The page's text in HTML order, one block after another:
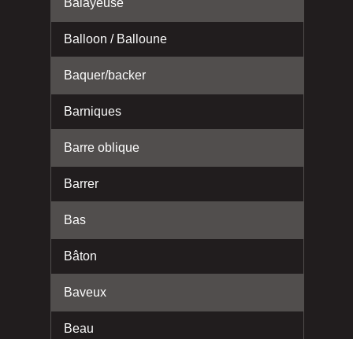
Balayeuse
Balloon / Balloune
Baquer/backer
Barniques
Barre oblique
Barrer
Bas
Bâton
Baveux
Beau